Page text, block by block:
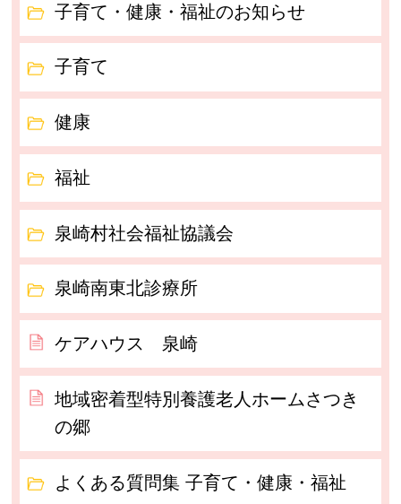
子育て・健康・福祉のお知らせ
子育て
健康
福祉
泉崎村社会福祉協議会
泉崎南東北診療所
ケアハウス 泉崎
地域密着型特別養護老人ホームさつき
の郷
よくある質問集 子育て・健康・福祉